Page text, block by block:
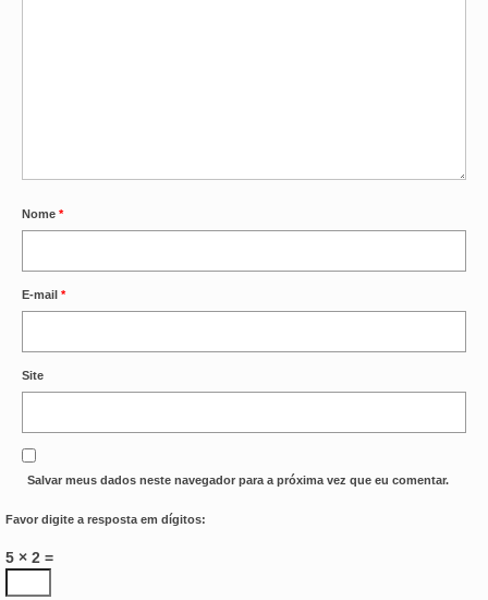
Nome *
E-mail *
Site
Salvar meus dados neste navegador para a próxima vez que eu comentar.
Favor digite a resposta em dígitos:
5 × 2 =